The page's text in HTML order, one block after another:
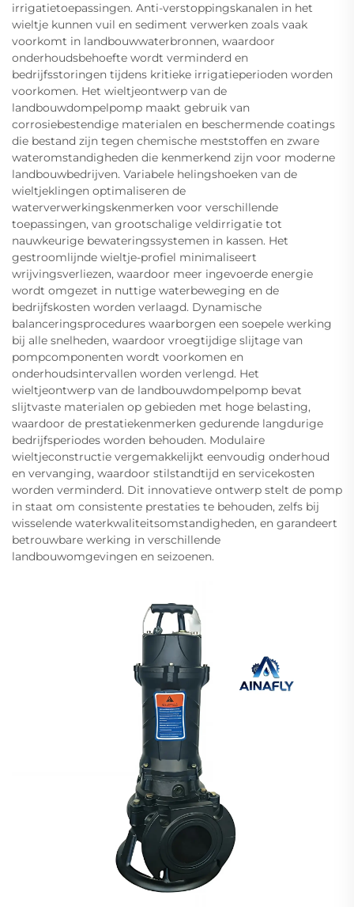
irrigatietoepassingen. Anti-verstoppingskanalen in het
wieltje kunnen vuil en sediment verwerken zoals vaak
voorkomt in landbouwwaterbronnen, waardoor
onderhoudsbehoefte wordt verminderd en
bedrijfsstoringen tijdens kritieke irrigatieperioden worden
voorkomen. Het wieltjeontwerp van de
landbouwdompelpomp maakt gebruik van
corrosiebestendige materialen en beschermende coatings
die bestand zijn tegen chemische meststoffen en zware
wateromstandigheden die kenmerkend zijn voor moderne
landbouwbedrijven. Variabele helingshoeken van de
wieltjeklingen optimaliseren de
waterverwerkingskenmerken voor verschillende
toepassingen, van grootschalige veldirrigatie tot
nauwkeurige bewateringssystemen in kassen. Het
gestroomlijnde wieltje-profiel minimaliseert
wrijvingsverliezen, waardoor meer ingevoerde energie
wordt omgezet in nuttige waterbeweging en de
bedrijfskosten worden verlaagd. Dynamische
balanceringsprocedures waarborgen een soepele werking
bij alle snelheden, waardoor vroegtijdige slijtage van
pompcomponenten wordt voorkomen en
onderhoudsintervallen worden verlengd. Het
wieltjeontwerp van de landbouwdompelpomp bevat
slijtvaste materialen op gebieden met hoge belasting,
waardoor de prestatiekenmerken gedurende langdurige
bedrijfsperiodes worden behouden. Modulaire
wieltjeconstructie vergemakkelijkt eenvoudig onderhoud
en vervanging, waardoor stilstandtijd en servicekosten
worden verminderd. Dit innovatieve ontwerp stelt de pomp
in staat om consistente prestaties te behouden, zelfs bij
wisselende waterkwaliteitsomstandigheden, en garandeert
betrouwbare werking in verschillende
landbouwomgevingen en seizoenen.